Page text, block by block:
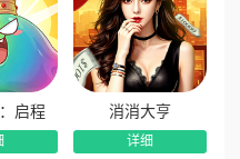
对战】
太狼、九尾仙宠等经典宠物
野兽系、人形系、精灵
系别拥有专属天赋技能与
启程 消消大亨
详细